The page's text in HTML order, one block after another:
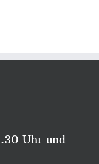
Uhr und